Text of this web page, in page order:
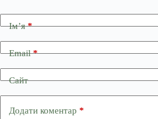
Ім’я*
Email*
Сайт
Додати коментар *